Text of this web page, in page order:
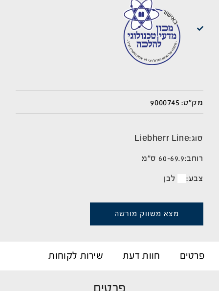
מק"ט: 9000745
סוג:Liebherr Line
רוחב:60-69.9 ס"מ
צבע: לבן
מצא משווק מורשה
פרטים חוות דעת שירות לקוחות